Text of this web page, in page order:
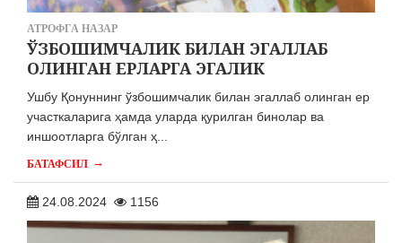
АТРОФГА НАЗАР
ЎЗБОШИМЧАЛИК БИЛАН ЭГАЛЛАБ
ОЛИНГАН ЕРЛАРГА ЭГАЛИК
Ушбу Қонуннинг ўзбошимчалик билан эгаллаб олинган ер
участкаларига ҳамда уларда қурилган бинолар ва
иншоотларга бўлган ҳ...
БАТАФСИЛ →
24.08.2024 1156